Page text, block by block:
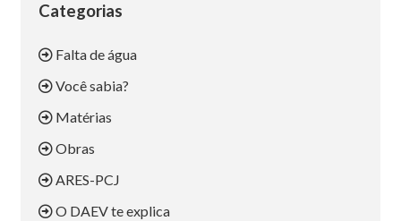
Categorias
Falta de água
Você sabia?
Matérias
Obras
ARES-PCJ
O DAEV te explica